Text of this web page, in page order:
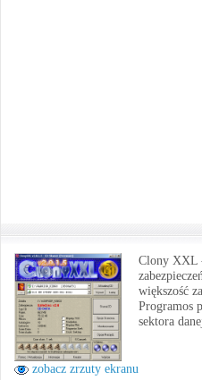
zobacz zrzuty ekranu
Clony XXL
większość
Programos
sektora